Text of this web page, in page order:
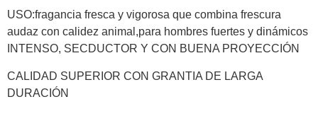
USO:fragancia fresca y vigorosa que combina frescura
audaz con calidez animal,para hombres fuertes y dinámicos
INTENSO, SECDUCTOR Y CON BUENA PROYECCIÓN
CALIDAD SUPERIOR CON GRANTIA DE LARGA
DURACIÓN